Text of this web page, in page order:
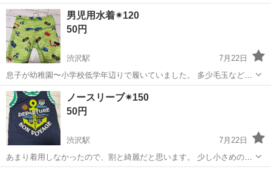
さい。 ◆お問い合わせの先着順ではなく、スムーズなやり取りができ
るかたを優先いたします。 ◆受け渡し場所はセブンイレブン秦野南矢
名店の駐車場でお願いい...
神奈川 秦野市 東海大学前駅
男児用水着✴︎120
50円
渋沢駅
7月22日
息子が幼稚園〜小学校低学年辺りで履いていました。 多少毛玉などあ
りますが、大きな破れ等はなく、着用には問題ありません。 トランク
ス風のふんわりではなく、水泳選手のようなピタッとした感じの水着
です。 ご理解頂ける方にお譲り...
神奈川 秦野市 渋沢駅 キッズ用品
ノースリーブ✴︎150
50円
渋沢駅
7月22日
あまり着用しなかったので、割と綺麗だと思います。 少し小さめの